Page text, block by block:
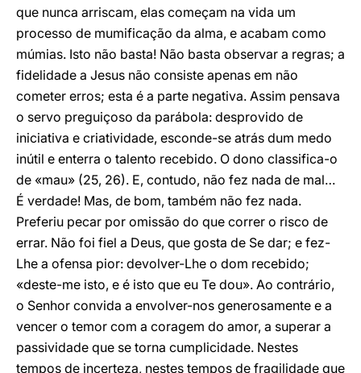
que nunca arriscam, elas começam na vida um
processo de mumificação da alma, e acabam como
múmias. Isto não basta! Não basta observar a regras; a
fidelidade a Jesus não consiste apenas em não
cometer erros; esta é a parte negativa. Assim pensava
o servo preguiçoso da parábola: desprovido de
iniciativa e criatividade, esconde-se atrás dum medo
inútil e enterra o talento recebido. O dono classifica-o
de «mau» (25, 26). E, contudo, não fez nada de mal…
É verdade! Mas, de bom, também não fez nada.
Preferiu pecar por omissão do que correr o risco de
errar. Não foi fiel a Deus, que gosta de Se dar; e fez-
Lhe a ofensa pior: devolver-Lhe o dom recebido;
«deste-me isto, e é isto que eu Te dou». Ao contrário,
o Senhor convida a envolver-nos generosamente e a
vencer o temor com a coragem do amor, a superar a
passividade que se torna cumplicidade. Nestes
tempos de incerteza, nestes tempos de fragilidade que